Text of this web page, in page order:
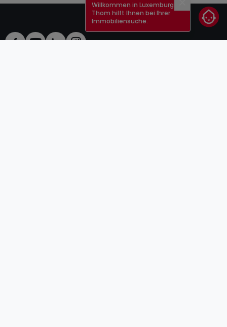
Schließen
Willkommen in Luxemburg!
Thom hilft Ihnen bei Ihrer
Immobiliensuche.